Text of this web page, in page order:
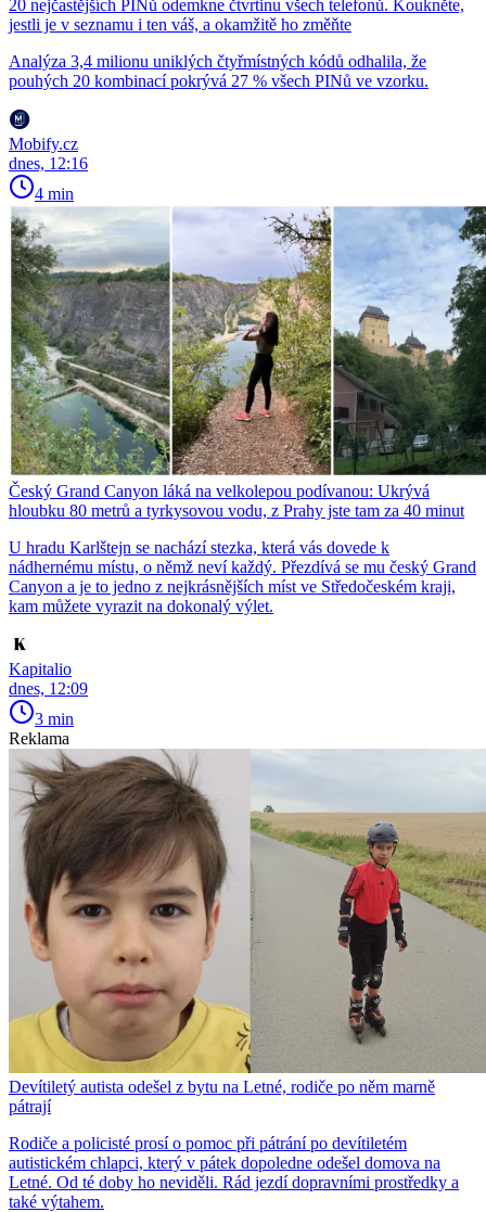
20 nejčastějších PINů odemkne čtvrtinu všech telefonů. Koukněte,
jestli je v seznamu i ten váš, a okamžitě ho změňte
Analýza 3,4 milionu uniklých čtyřmístných kódů odhalila, že
pouhých 20 kombinací pokrývá 27 % všech PINů ve vzorku.
Mobify.cz
dnes, 12:16
4 min
Český Grand Canyon láká na velkolepou podívanou: Ukrývá
hloubku 80 metrů a tyrkysovou vodu, z Prahy jste tam za 40 minut
U hradu Karlštejn se nachází stezka, která vás dovede k
nádhernému místu, o němž neví každý. Přezdívá se mu český Grand
Canyon a je to jedno z nejkrásnějších míst ve Středočeském kraji,
kam můžete vyrazit na dokonalý výlet.
Kapitalio
dnes, 12:09
3 min
Reklama
Devítiletý autista odešel z bytu na Letné, rodiče po něm marně
pátrají
Rodiče a policisté prosí o pomoc při pátrání po devítiletém
autistickém chlapci, který v pátek dopoledne odešel domova na
Letné. Od té doby ho neviděli. Rád jezdí dopravními prostředky a
také výtahem.